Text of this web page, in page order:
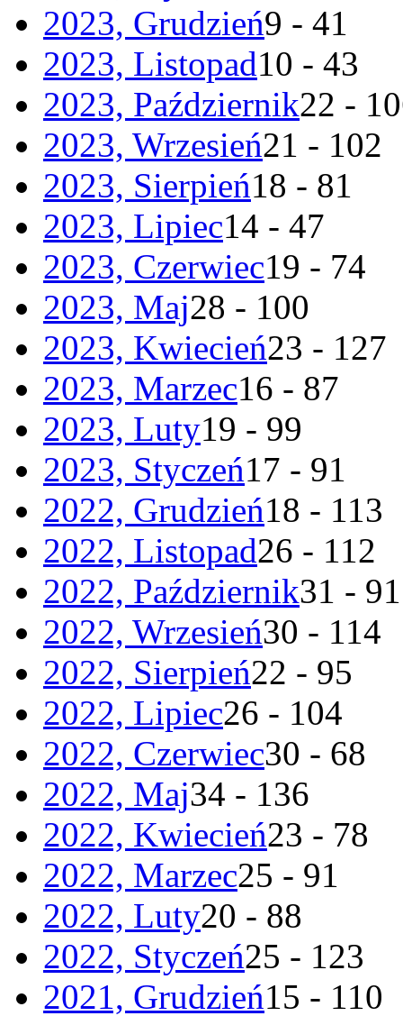
2023, Grudzień9 - 41
2023, Listopad10 - 43
2023, Październik22 -
2023, Wrzesień21 - 102
2023, Sierpień18 - 81
2023, Lipiec14 - 47
2023, Czerwiec19 - 74
2023, Maj28 - 100
2023, Kwiecień23 - 127
2023, Marzec16 - 87
2023, Luty19 - 99
2023, Styczeń17 - 91
2022, Grudzień18 - 113
2022, Listopad26 - 112
2022, Październik31 - 91
2022, Wrzesień30 - 114
2022, Sierpień22 - 95
2022, Lipiec26 - 104
2022, Czerwiec30 - 68
2022, Maj34 - 136
2022, Kwiecień23 - 78
2022, Marzec25 - 91
2022, Luty20 - 88
2022, Styczeń25 - 123
2021, Grudzień15 - 110